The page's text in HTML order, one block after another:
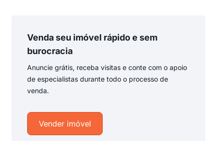
Venda seu imóvel rápido e sem
burocracia
Anuncie grátis, receba visitas e conte com o apoio
de especialistas durante todo o processo de
venda.
Vender imóvel